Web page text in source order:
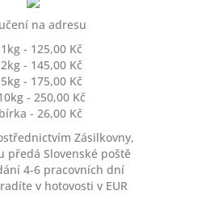
na adresu
- 125,00 Kč
- 145,00 Kč
- 175,00 Kč
- 250,00 Kč
- 26,00 Kč
Zásilkovny,
předá Slovenské poště
4-6 pracovních dní
v hotovosti v EUR